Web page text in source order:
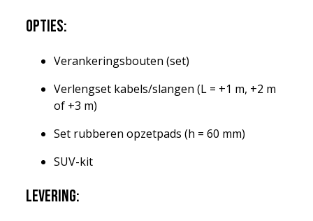
Opties:
Verankeringsbouten (set)
Verlengset kabels/slangen (L = +1 m, +2 m
of +3 m)
Set rubberen opzetpads (h = 60 mm)
SUV-kit
Levering: